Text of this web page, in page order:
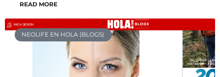
READ MORE
NEOLIFE EN HOLA (BLOGS)